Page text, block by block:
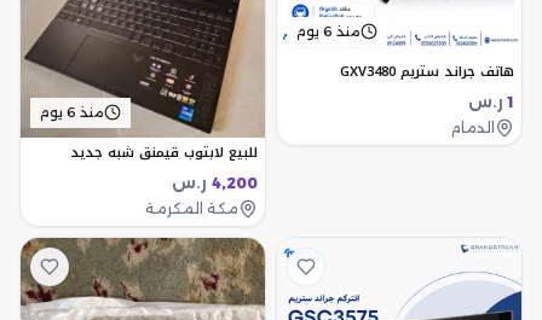
منذ 6 يوم
هاتف جراند ستريم GXV3480
1 ر.س
الدمام
منذ 6 يوم
للبيع لابتوب قيمنق شبه جديد
4,200 ر.س
مكة المكرمة